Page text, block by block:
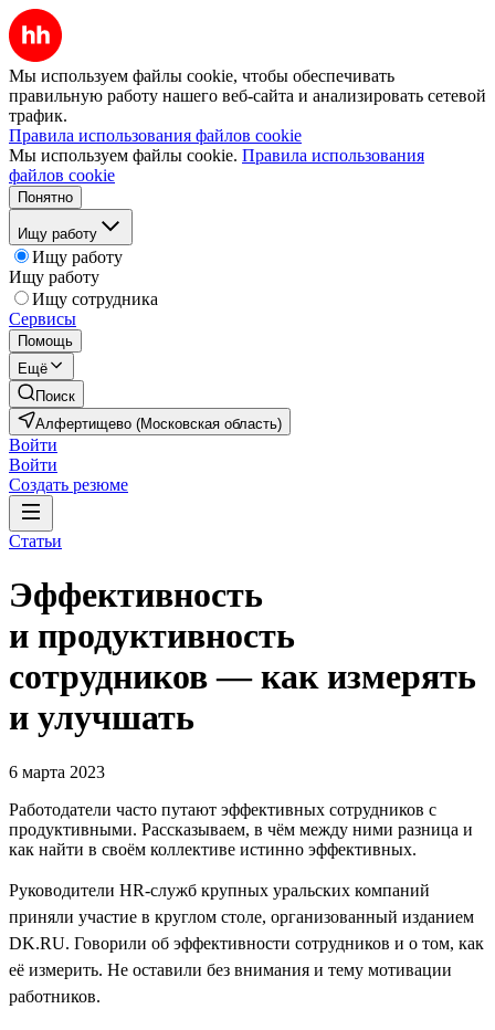
Мы используем файлы cookie, чтобы обеспечивать
правильную работу нашего веб-сайта и анализировать сетевой
трафик.
Правила использования файлов cookie
Мы используем файлы cookie. Правила использования
файлов cookie
Понятно
Ищу работу
Ищу работу
Ищу работу
Ищу сотрудника
Сервисы
Помощь
Ещё
Поиск
Алфертищево (Московская область)
Войти
Войти
Создать резюме
Статьи
Эффективность
и продуктивность
сотрудников — как измерять
и улучшать
6 марта 2023
Работодатели часто путают эффективных сотрудников с
продуктивными. Рассказываем, в чём между ними разница и
как найти в своём коллективе истинно эффективных.
Руководители HR-служб крупных уральских компаний
приняли участие в круглом столе, организованный изданием
DK.RU. Говорили об эффективности сотрудников и о том, как
её измерить. Не оставили без внимания и тему мотивации
работников.